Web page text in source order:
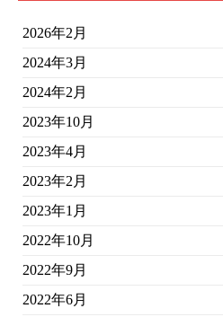
2026年2月
2024年3月
2024年2月
2023年10月
2023年4月
2023年2月
2023年1月
2022年10月
2022年9月
2022年6月